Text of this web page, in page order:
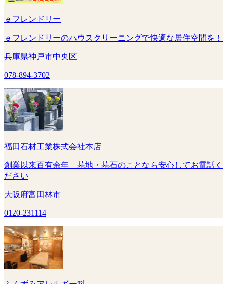
ｅフレンドリー
ｅフレンドリーのハウスクリーニングで快適な居住空間を！
兵庫県神戸市中央区
078-894-3702
福田石材工業株式会社本店
創業以来百有余年 墓地・墓石のことなら安心してお電話く
ださい
大阪府富田林市
0120-231114